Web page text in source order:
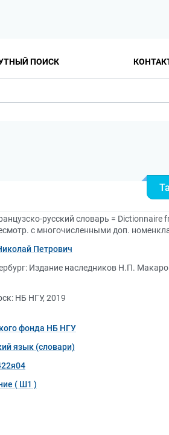
ПОИСК
русский словарь = Dictionnaire
с многочисленными доп.
Петрович
Издание наследников Н.П.
НБ НГУ, 2019
фонда НБ НГУ
язык (словари)
( Ш1 )